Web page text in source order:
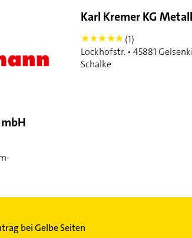
Karl Kremer KG
5
(1)
Lockhofstr. • 45881
Schalke
bei Gelbe Seiten